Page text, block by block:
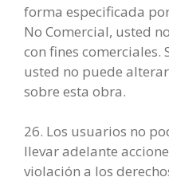
forma especificada
No Comercial, usted
con fines comerciales.
usted no puede
sobre esta obra.
26. Los usuarios no
llevar adelante
violación a los